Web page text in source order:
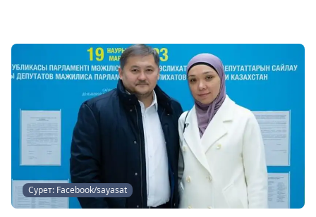
Сурет: Facebook/sayasat